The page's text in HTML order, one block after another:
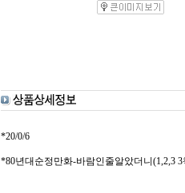
*20/0/6
*80년대순정만화-바람인줄알았더니(1,2,3